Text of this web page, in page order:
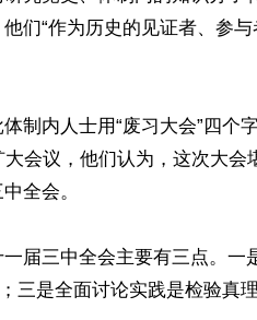
们“作为历史的见证者、参
制内人士用“废习大会”四个
会议，他们认为，这次大会
全会。
届三中全会主要有三点。
三是全面讨论实践是检验真